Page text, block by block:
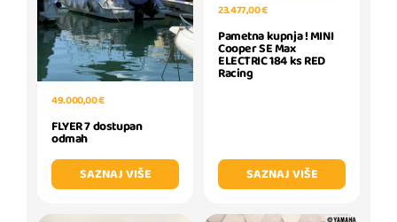
49.000,00 €
FLYER 7 dostupan
odmah
SAZNAJ VIŠE
23.477,00 €
Pametna kupnja ! MINI
Cooper SE Max
ELECTRIC 184 ks RED
Racing
SAZNAJ VIŠE